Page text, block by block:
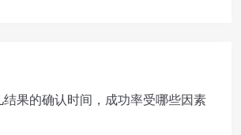
果的确认时间，成功率受哪些因素